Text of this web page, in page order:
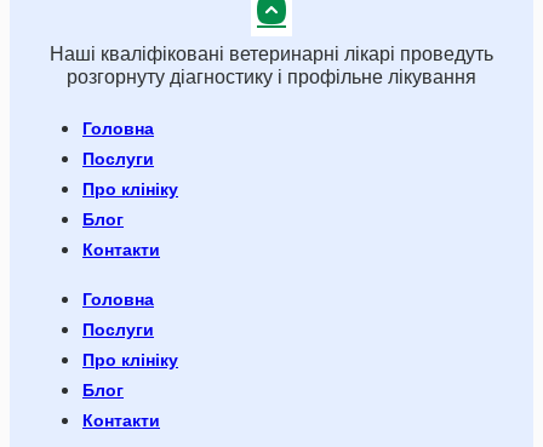
Наші кваліфіковані ветеринарні лікарі проведуть
розгорнуту діагностику і профільне лікування
Головна
Послуги
Про клініку
Блог
Контакти
Головна
Послуги
Про клініку
Блог
Контакти